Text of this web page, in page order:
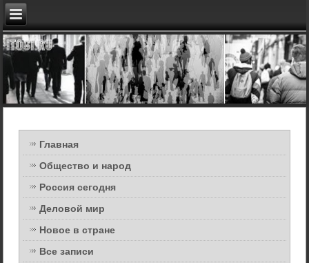
Главная
Общество и народ
Россия сегодня
Деловой мир
Новое в стране
Все записи